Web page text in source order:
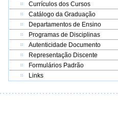
Currículos dos Cursos
Catálogo da Graduação
Departamentos de Ensino
Programas de Disciplinas
Autenticidade Documento
Representação Discente
Formulários Padrão
Links